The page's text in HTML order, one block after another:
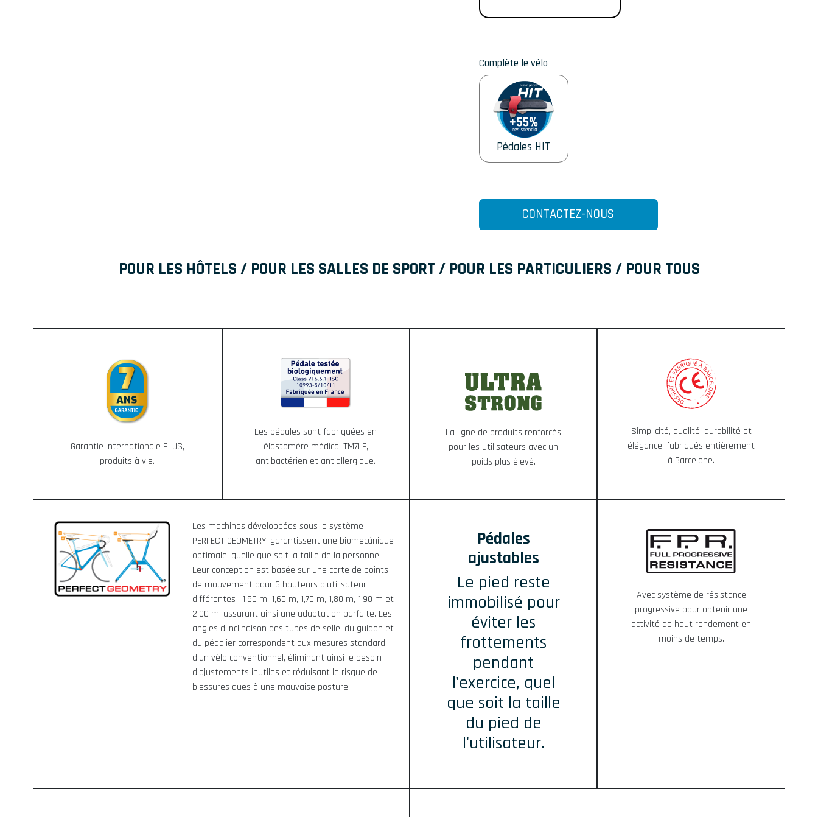
Complète le vélo
Pédales HIT
CONTACTEZ-NOUS
POUR LES HÔTELS / POUR LES SALLES DE SPORT / POUR LES PARTICULIERS / POUR TOUS
Garantie internationale PLUS,
produits à vie.
Les pédales sont fabriquées en
élastomère médical TM7LF,
antibactérien et antiallergique.
La ligne de produits renforcés
pour les utilisateurs avec un
poids plus élevé.
Simplicité, qualité, durabilité et
élégance, fabriqués entièrement
à Barcelone.
Les machines développées sous le système
PERFECT GEOMETRY, garantissent une biomecánique
optimale, quelle que soit la taille de la personne.
Leur conception est basée sur une carte de points
de mouvement pour 6 hauteurs d'utilisateur
différentes : 1,50 m, 1,60 m, 1,70 m, 1,80 m, 1,90 m et
2,00 m, assurant ainsi une adaptation parfaite. Les
angles d'inclinaison des tubes de selle, du guidon et
du pédalier correspondent aux mesures standard
d'un vélo conventionnel, éliminant ainsi le besoin
d'ajustements inutiles et réduisant le risque de
blessures dues à une mauvaise posture.
Pédales
ajustables
Le pied reste
immobilisé pour
éviter les
frottements
pendant
l'exercice, quel
que soit la taille
du pied de
l'utilisateur.
Avec système de résistance
progressive pour obtenir une
activité de haut rendement en
moins de temps.